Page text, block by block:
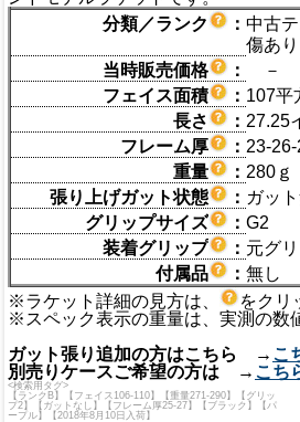
分類／ランク
： 中古
傷あり
当時販売価格
：
－
フェイス面積
： 107平
長さ
： 27.25
フレーム厚
： 23-
重量
： 280ｇ
張り上げガット状態
： ガッ
グリップサイズ
： G2
装着グリップ
： 元グ
付属品
： 無し
※ラケット詳細の見方は、
をクリ
※スペック表示の重量は、実測の数
ガット張り追加の方はこちら → こ
別売りケースご希望の方は → こち
<検索用タグ>
【ランクB】【フェイス106-110】【重量271-290】【グリッ
プ2】【ガットなし】【フレーム厚25-27】【ブラック】【パ
ープル】【2018年8月10日入荷】